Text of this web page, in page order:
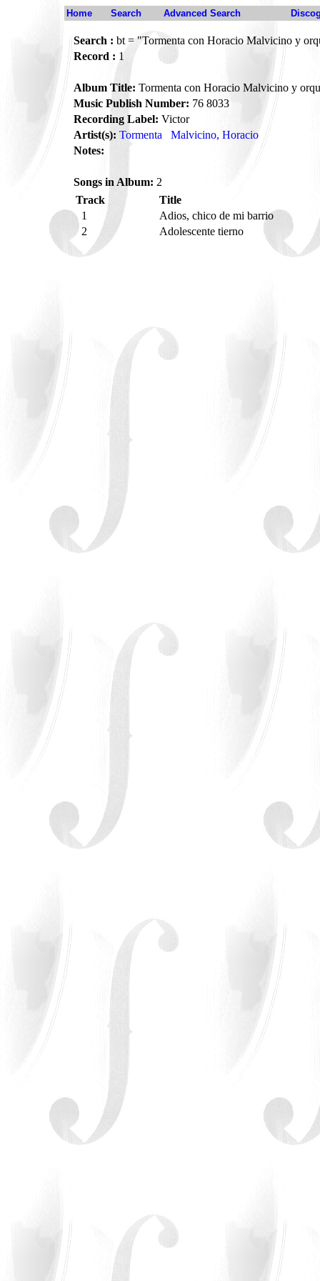
Home Search Advanced Search
Search : bt = "Tormenta con Horacio Malvicino y
Record : 1
Album Title: Tormenta con Horacio Malvicino y
Music Publish Number: 76 8033
Recording Label: Victor
Artist(s): Tormenta
Malvicino, Horacio
Notes:
Songs in Album: 2
Track
Title
1
Adios, chico de mi barrio
2
Adolescente tierno